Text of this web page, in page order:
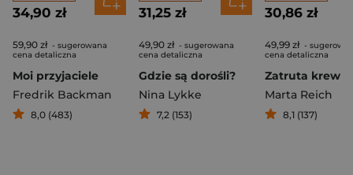
34,90 zł
59,90 zł - sugerowana
cena detaliczna
Moi przyjaciele
Fredrik Backman
8,0 (483)
31,25 zł
49,90 zł - sugerowana
cena detaliczna
Gdzie są dorośli?
Nina Lykke
7,2 (153)
30,86 zł
49,99 zł -
cena detaliczna
Zatruta krew
Marta Reich
8,1 (137)